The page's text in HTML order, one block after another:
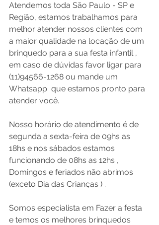
Atendemos toda São Paulo - SP e
Região, estamos trabalhamos para
melhor atender nossos clientes com
a maior qualidade na locação de um
brinquedo para a sua festa infantil ,
em caso de dúvidas favor ligar para
(11)94566-1268 ou mande um
Whatsapp  que estamos pronto para
atender você.
Nosso horário de atendimento é de
segunda a sexta-feira de 09hs as
18hs e nos sábados estamos
funcionando de 08hs as 12hs ,
Domingos e feriados não abrimos
(exceto Dia das Crianças ) .
Somos especialista em Fazer a festa
e temos os melhores brinquedos